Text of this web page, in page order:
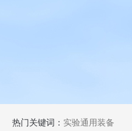
热门关键词： 实验通用装备